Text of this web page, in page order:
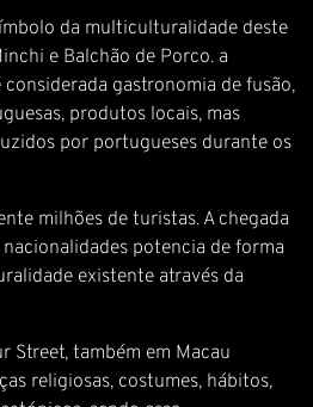
da multiculturalidade deste
e Balchão de Porco. a
gastronomia de fusão,
produtos locais, mas
por portugueses durante os
milhões de turistas. A chegada
potencia de forma
existente através da
Street, também em Macau
religiosas, costumes, hábitos,